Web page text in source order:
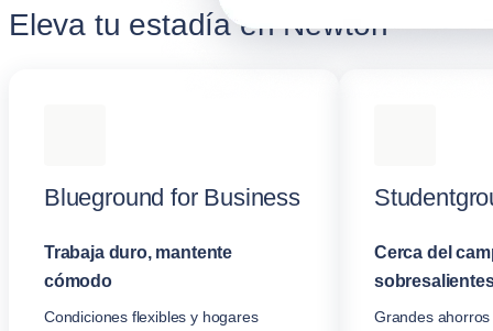
Eleva tu estadía en Newton
Blueground for Business
Trabaja duro, mantente
cómodo
Condiciones flexibles y hogares
Cerca del
Grandes